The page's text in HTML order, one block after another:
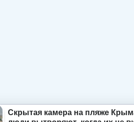
Скрытая камера на пляже